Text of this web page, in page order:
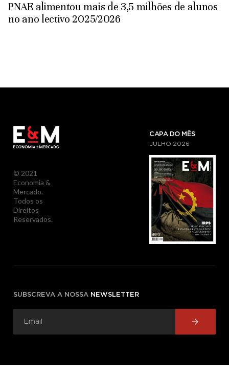
PNAE alimentou mais de 3,5 milhões de alunos
no ano lectivo 2025/2026
© 2021
Economia &
Mercado.
Todos os
Direitos
Reservados.
CAPA DO MÊS
JULHO 2026
SUBSCREVA A NOSSA NEWSLETTER